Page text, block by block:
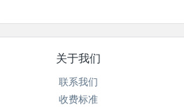
关于我们
联系我们
收费标准